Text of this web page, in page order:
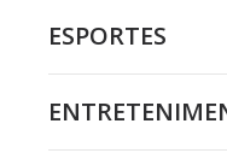
ESPORTES